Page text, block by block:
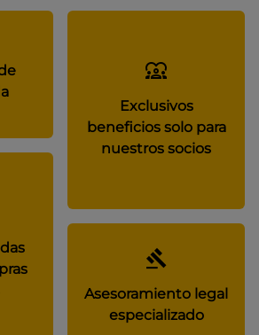
Exclusivos
beneficios solo para
nuestros socios
Asesoramiento legal
especializado